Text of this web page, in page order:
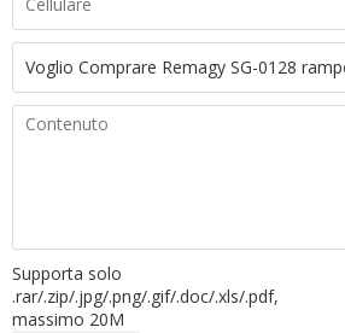
Supporta solo
.rar/.zip/.jpg/.png/.gif/.doc/.xls/.pdf,
massimo 20M